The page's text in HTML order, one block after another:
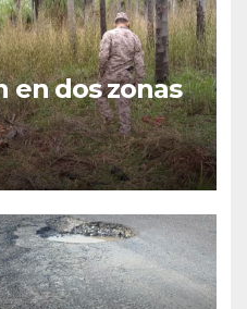
en dos zonas